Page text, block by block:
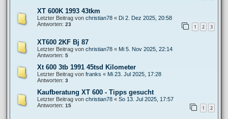
XT 600K 1993 43tkm
Letzter Beitrag von christian78 « Di 2. Dez 2025, 20:58
Antworten: 23 1 2 3
XT600 2KF Bj 87
Letzter Beitrag von christian78 « Mi 5. Nov 2025, 22:14
Antworten: 5
Xt 600 3tb 1991 45tsd Kilometer
Letzter Beitrag von franks « Mi 23. Jul 2025, 17:28
Antworten: 3
Kaufberatung XT 600 - Tipps gesucht
Letzter Beitrag von christian78 « So 13. Jul 2025, 17:57
Antworten: 15 1 2